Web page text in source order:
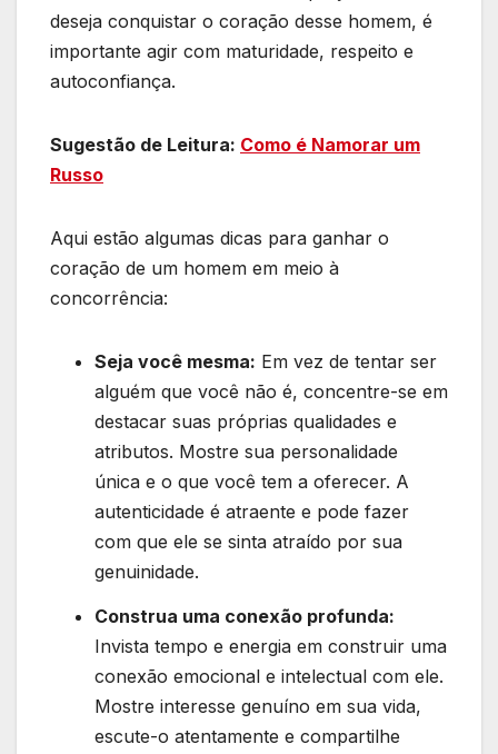
deseja conquistar o coração desse homem, é
importante agir com maturidade, respeito e
autoconfiança.
Sugestão de Leitura: Como é Namorar um
Russo
Aqui estão algumas dicas para ganhar o
coração de um homem em meio à
concorrência:
Seja você mesma: Em vez de tentar ser
alguém que você não é, concentre-se em
destacar suas próprias qualidades e
atributos. Mostre sua personalidade
única e o que você tem a oferecer. A
autenticidade é atraente e pode fazer
com que ele se sinta atraído por sua
genuinidade.
Construa uma conexão profunda:
Invista tempo e energia em construir uma
conexão emocional e intelectual com ele.
Mostre interesse genuíno em sua vida,
escute-o atentamente e compartilhe